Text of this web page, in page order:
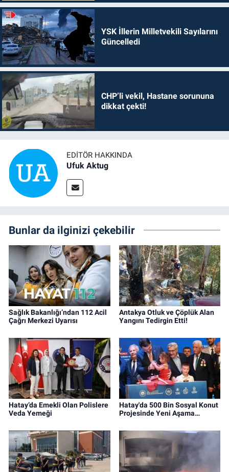
YSK İllerin Milletvekili Sayılarını
Güncelledi
CHP’li vekil, Hastane sorununa
dikkat çekti!
EDITÖR HAKKINDA
Ufuk Aktug
Bunlar da ilginizi çekebilir
Sağlık Bakanlığı’ndan 112 Acil
Çağrı Merkezi Uyarısı
Antakya Otluk ve Çöplük Alan
Yangını Tedirgin Etti!
Hatay’da Emekli Olan Polislere
Veda Yemeği
Hatay'da 500 Bin Sosyal Konut
Projesinde Yeni Aşama…